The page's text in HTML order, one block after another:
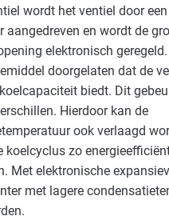
wordt het ventiel door een
aangedreven en wordt de
elektronisch
doorgelaten dat de
biedt. Dit
Hierdoor kan de
ook verlaagd
koelcyclus zo
Met elektronische
met lagere